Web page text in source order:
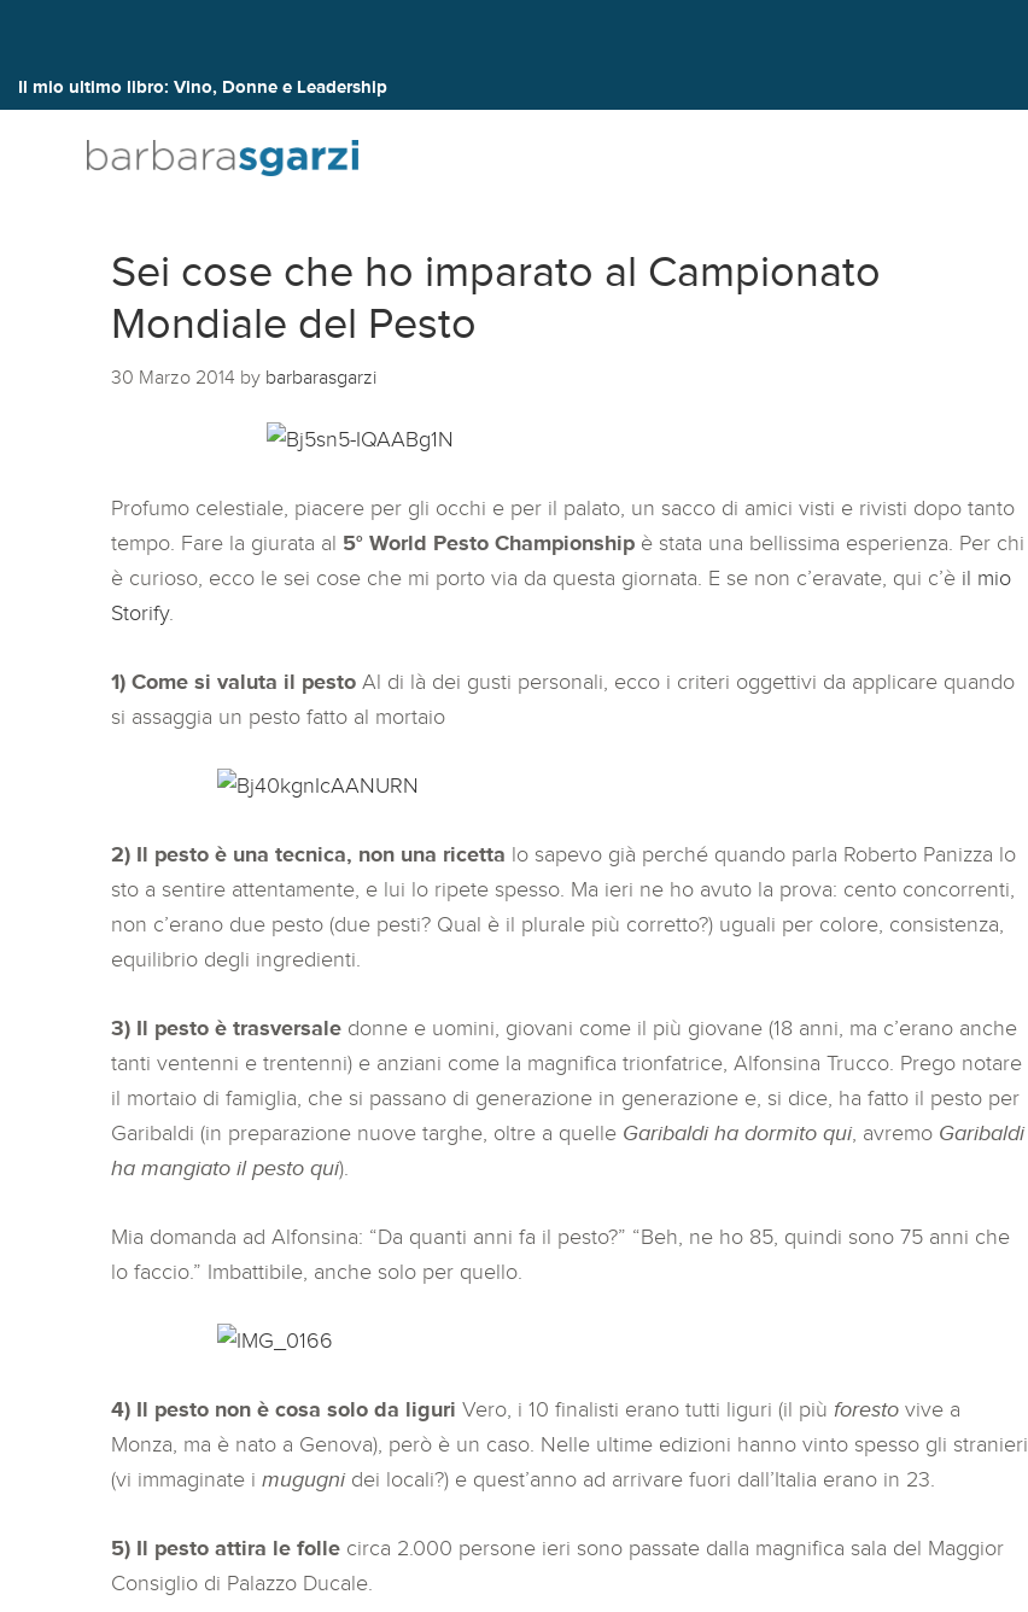
Il mio ultimo libro: Vino, Donne e Leadership
Sei cose che ho imparato al Campionato
Mondiale del Pesto
30 Marzo 2014 by barbarasgarzi
Profumo celestiale, piacere per gli occhi e per il palato, un sacco di amici visti e rivisti dopo tanto
tempo. Fare la giurata al 5° World Pesto Championship è stata una bellissima esperienza. Per chi
è curioso, ecco le sei cose che mi porto via da questa giornata. E se non c’eravate, qui c’è il mio
Storify.
1) Come si valuta il pesto Al di là dei gusti personali, ecco i criteri oggettivi da applicare quando
si assaggia un pesto fatto al mortaio
2) Il pesto è una tecnica, non una ricetta lo sapevo già perché quando parla Roberto Panizza lo
sto a sentire attentamente, e lui lo ripete spesso. Ma ieri ne ho avuto la prova: cento concorrenti,
non c’erano due pesto (due pesti? Qual è il plurale più corretto?) uguali per colore, consistenza,
equilibrio degli ingredienti.
3) Il pesto è trasversale donne e uomini, giovani come il più giovane (18 anni, ma c’erano anche
tanti ventenni e trentenni) e anziani come la magnifica trionfatrice, Alfonsina Trucco. Prego notare
il mortaio di famiglia, che si passano di generazione in generazione e, si dice, ha fatto il pesto per
Garibaldi (in preparazione nuove targhe, oltre a quelle Garibaldi ha dormito qui, avremo Garibaldi
ha mangiato il pesto qui).
Mia domanda ad Alfonsina: “Da quanti anni fa il pesto?” “Beh, ne ho 85, quindi sono 75 anni che
lo faccio.” Imbattibile, anche solo per quello.
4) Il pesto non è cosa solo da liguri Vero, i 10 finalisti erano tutti liguri (il più foresto vive a
Monza, ma è nato a Genova), però è un caso. Nelle ultime edizioni hanno vinto spesso gli stranieri
(vi immaginate i mugugnidei locali?) e quest’anno ad arrivare fuori dall’Italia erano in 23.
5) Il pesto attira le folle circa 2.000 persone ieri sono passate dalla magnifica sala del Maggior
Consiglio di Palazzo Ducale.